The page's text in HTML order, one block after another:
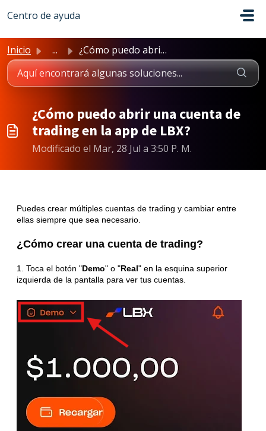
Centro de ayuda
Inicio ... ¿Cómo puedo abrir una cuenta de trading en la app de LBX?
¿Cómo puedo abrir una cuenta de
trading en la app de LBX?
Modificado el Mar, 28 Jul a 3:50 P. M.
Puedes crear múltiples cuentas de trading y cambiar entre
ellas siempre que sea necesario.
¿Cómo crear una cuenta de trading?
1. Toca el botón "Demo" o "Real" en la esquina superior
izquierda de la pantalla para ver tus cuentas.